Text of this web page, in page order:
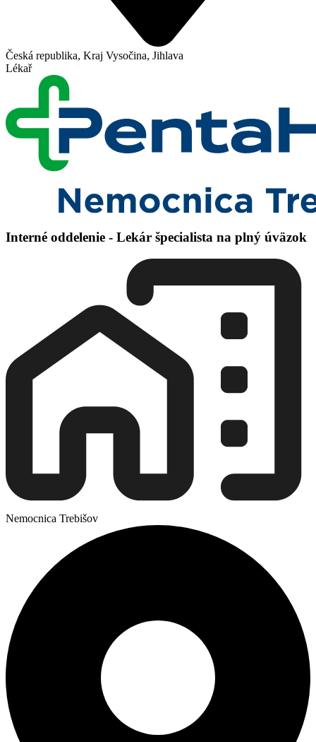
Česká republika, Kraj Vysočina, Jihlava
Lékař
Interné oddelenie - Lekár špecialista na plný úväzok
Nemocnica Trebišov